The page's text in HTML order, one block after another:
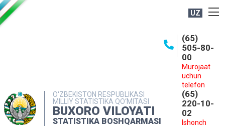
UZ
O‘ZBEKISTON RESPUBLIKASI
MILLIY STATISTIKA QO‘MITASI
BUXORO VILOYATI
STATISTIKA BOSHQARMASI
(65)
505-80-
00
Murojaat
uchun
telefon
(65)
220-10-
02
Ishonch
MATBUOT XIZMATI
MUROJAATLAR